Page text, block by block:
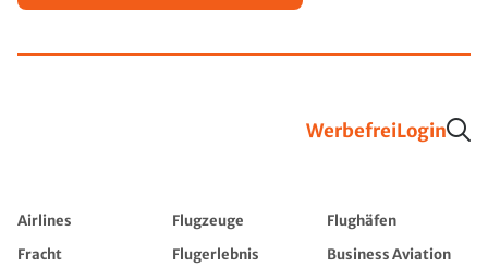
WerbefreiLogin
Airlines Flugzeuge
Flughäfen
Fracht
Flugerlebnis
Business Aviation